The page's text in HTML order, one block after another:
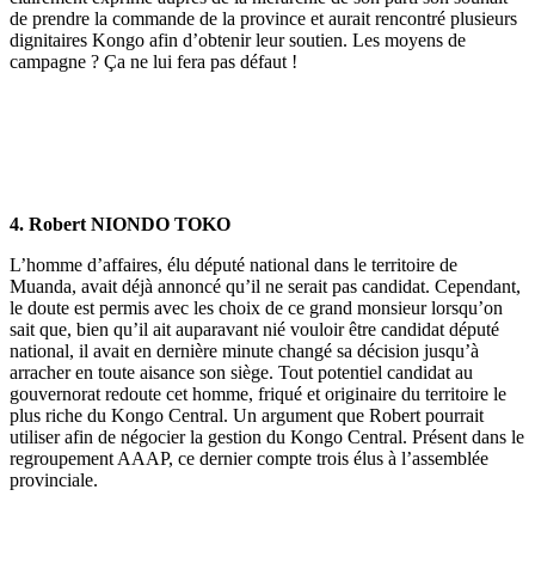
de prendre la commande de la province et aurait rencontré plusieurs
dignitaires Kongo afin d’obtenir leur soutien. Les moyens de
campagne ? Ça ne lui fera pas défaut !
4. Robert NIONDO TOKO
L’homme d’affaires, élu député national dans le territoire de
Muanda, avait déjà annoncé qu’il ne serait pas candidat. Cependant,
le doute est permis avec les choix de ce grand monsieur lorsqu’on
sait que, bien qu’il ait auparavant nié vouloir être candidat député
national, il avait en dernière minute changé sa décision jusqu’à
arracher en toute aisance son siège. Tout potentiel candidat au
gouvernorat redoute cet homme, friqué et originaire du territoire le
plus riche du Kongo Central. Un argument que Robert pourrait
utiliser afin de négocier la gestion du Kongo Central. Présent dans le
regroupement AAAP, ce dernier compte trois élus à l’assemblée
provinciale.